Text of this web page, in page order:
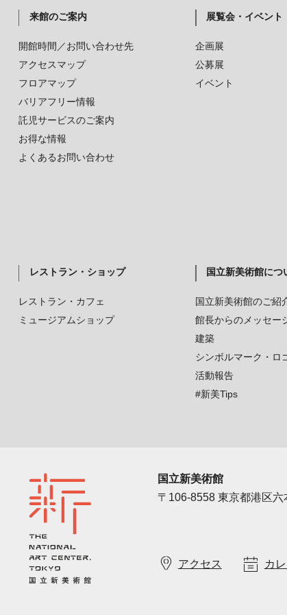
来館のご案内
開館時間／お問い合わせ先
アクセスマップ
フロアマップ
バリアフリー情報
託児サービスのご案内
お得な情報
よくあるお問い合わせ
展覧会・イベント
企画展
公募展
イベント
レストラン・ショップ
レストラン・カフェ
ミュージアムショップ
国立新美術館につ
国立新美術館のご紹
館長からのメッセー
建築
シンボルマーク・ロ
活動報告
#新美Tips
国立新美術館
〒106-8558 東京都港区六
アクセス カ